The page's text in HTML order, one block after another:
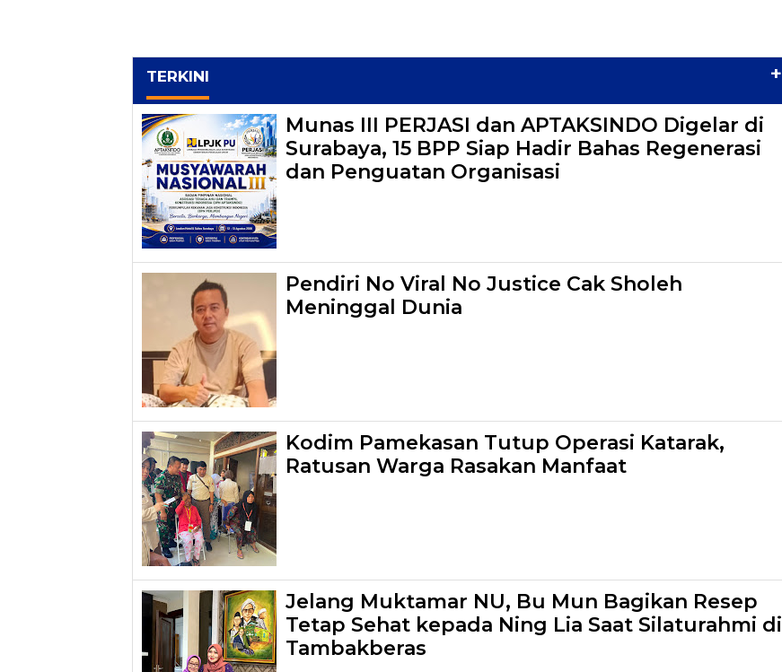
TERKINI +
Munas III PERJASI dan APTAKSINDO Digelar di
Surabaya, 15 BPP Siap Hadir Bahas Regenerasi
dan Penguatan Organisasi
Pendiri No Viral No Justice Cak Sholeh
Meninggal Dunia
Kodim Pamekasan Tutup Operasi Katarak,
Ratusan Warga Rasakan Manfaat
Jelang Muktamar NU, Bu Mun Bagikan Resep
Tetap Sehat kepada Ning Lia Saat Silaturahmi di
Tambakberas